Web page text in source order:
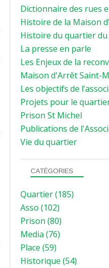
Dictionnaire des rues
Histoire de la Maison
Histoire du quartier du
La presse en parle
Les Enjeux de la
Maison d'Arrêt Saint-
Les objectifs de
Projets pour le
Prison St Michel
Publications de
Vie du quartier
CATÉGORIES
Quartier(185)
Asso (102)
Prison (80)
Media (76)
Place (59)
Historique (54)